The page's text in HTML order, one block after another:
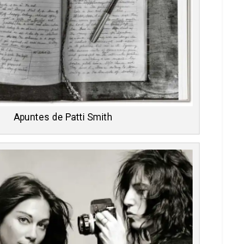
Apuntes de Patti Smith